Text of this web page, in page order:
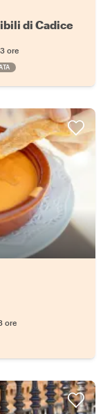
di Cadice
3 ore
ore